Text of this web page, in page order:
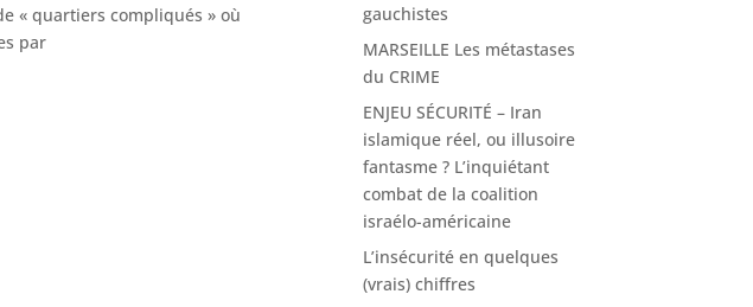
« quartiers compliqués » où
par
gauchistes
MARSEILLE Les métastases
du CRIME
ENJEU SÉCURITÉ – Iran
islamique réel, ou illusoire
fantasme ? L’inquiétant
combat de la coalition
israélo-américaine
L’insécurité en quelques
(vrais) chiffres